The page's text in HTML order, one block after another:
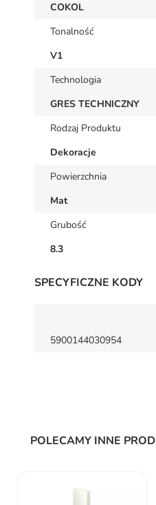
COKOL
Tonalność
V1
Technologia
GRES TECHNICZNY
Rodzaj Produktu
Dekoracje
Powierzchnia
Mat
Grubość
8.3
SPECYFICZNE KODY
5900144030954
POLECAMY INNE